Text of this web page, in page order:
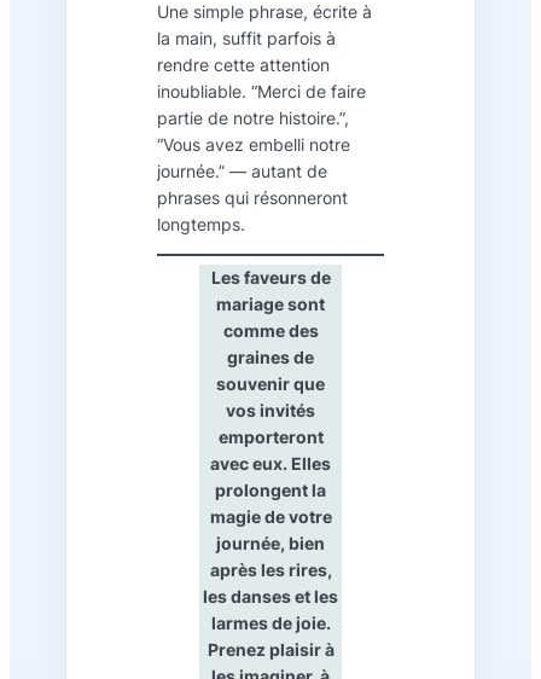
Une simple phrase, écrite à
la main, suffit parfois à
rendre cette attention
inoubliable. “Merci de faire
partie de notre histoire.”,
“Vous avez embelli notre
journée.” — autant de
phrases qui résonneront
longtemps.
Les faveurs de
mariage sont
commedes
graines de
souvenirque
vos invités
emporteront
avec eux. Elles
prolongent la
magie de votre
journée, bien
après les rires,
les danses et les
larmes de joie.
Prenez plaisir à